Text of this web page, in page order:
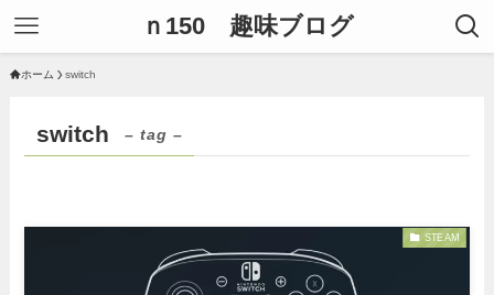
ｎ150 趣味ブログ
ホーム switch
switch – tag –
STEAM